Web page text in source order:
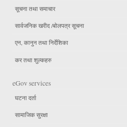
सूचना तथा समाचार
सार्वजनिक खरीद /बोलपत्र सूचना
एन, कानुन तथा निर्देशिका
कर तथा शुल्कहरु
eGov services
घटना दर्ता
सामाजिक सुरक्षा